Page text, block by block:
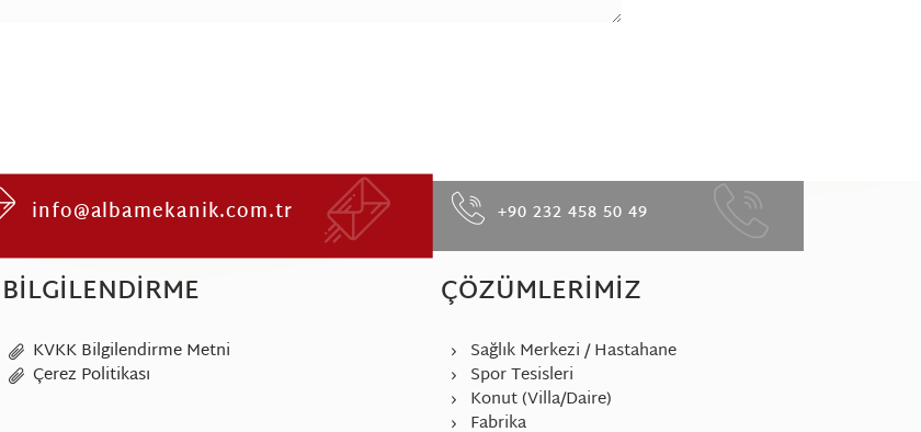
info@albamekanik.com.tr +90 232 458 50 49
BILGILENDIRME
KVKK Bilgilendirme Metni
Çerez Politikası
ÇÖZÜMLERIMIZ
Sağlık Merkezi / Hastahane
Spor Tesisleri
Konut (Villa/Daire)
Fabrika